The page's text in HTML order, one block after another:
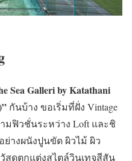
Sea Galleri by Katathani
กันบ้าง ขอเริ่มที่ฝั่ง Vintage
มฟิวชั่นระหว่าง Loft และชิ
างผนังปูนขัด ผิวไม้ ผิว
สดุตกแต่งสไตล์วินเทจสีสัน